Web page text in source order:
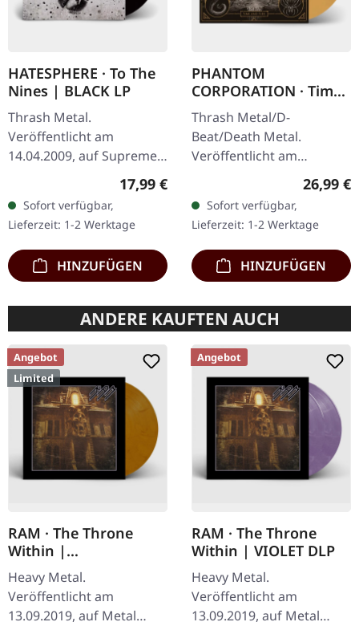
HATESPHERE · To The
Nines | BLACK LP
Thrash Metal.
Veröffentlicht am
14.04.2009, auf Supreme
Chaos Records. Das neue,
intensive und kraftvolle
Album der dänischen
Thrash Metal Könige ist…
Regulärer Preis:
17,99 €
Sofort verfügbar,
Lieferzeit: 1-2 Werktage
HINZUFÜGEN
PHANTOM
CORPORATION · Time
And Tide | ORANGE
MARBLED LP
Thrash Metal/D-
Beat/Death Metal.
Veröffentlicht am
12.12.2025, auf Supreme
Chaos Records. Orange
marmoriertes Vinyl mit
Insert. Limitiert auf 150…
26,99 €
Sofort verfügbar,
Lieferzeit: 1-2 Werktage
HINZUFÜGEN
ANDERE KAUFTEN AUCH
Angebot
Limited
RAM · The Throne
Within |
CLEAR/BROWN LP
Heavy Metal.
Veröffentlicht am
13.09.2019, auf Metal
Angebot
RAM · The Throne
Within | VIOLET DLP
Heavy Metal.
Veröffentlicht am
13.09.2019, auf Metal